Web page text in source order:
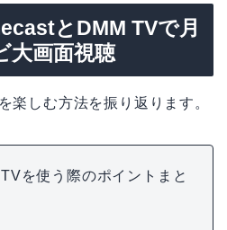
とDMM TVで月
大画面視聴
楽しむ方法を振り返ります。
を使う際のポイントまと